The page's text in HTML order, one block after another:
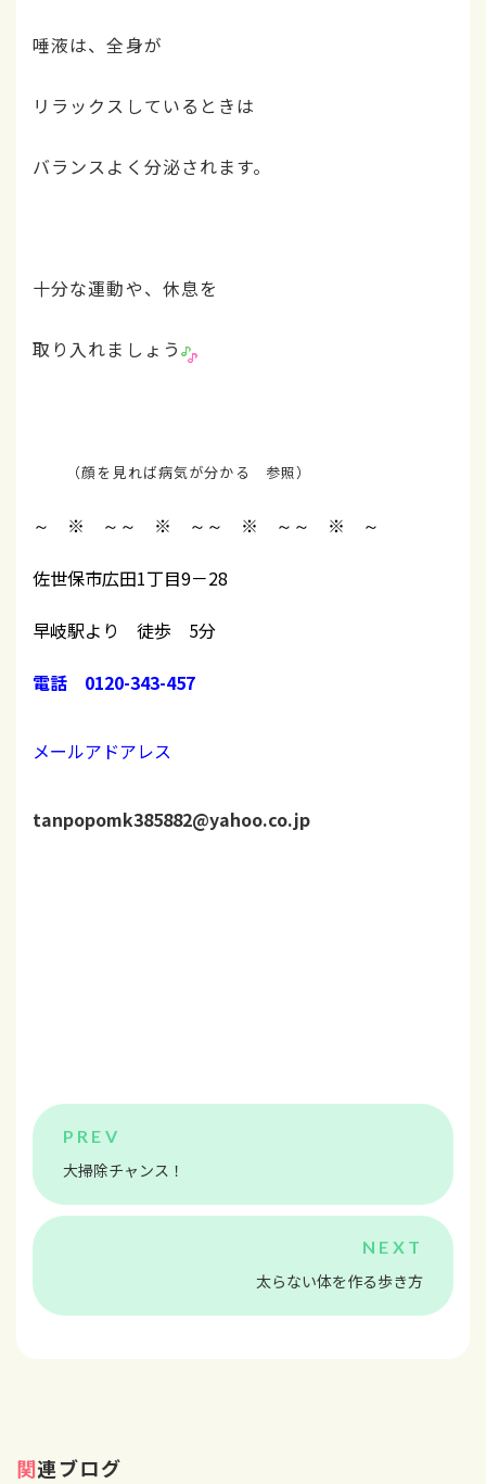
唾液は、全身が
リラックスしているときは
バランスよく分泌されます。
十分な運動や、休息を
取り入れましょう
（顔を見れば病気が分かる 参照）
～ ※ ～ ～ ※ ～ ～ ※ ～ ～ ※ ～
佐世保市広田1丁目9－28
早岐駅より 徒歩 5分
電話 0120-343-457
メールアドアレス
tanpopomk385882@yahoo.co.jp
大掃除チャンス！
太らない体を作る歩き方
関連ブログ